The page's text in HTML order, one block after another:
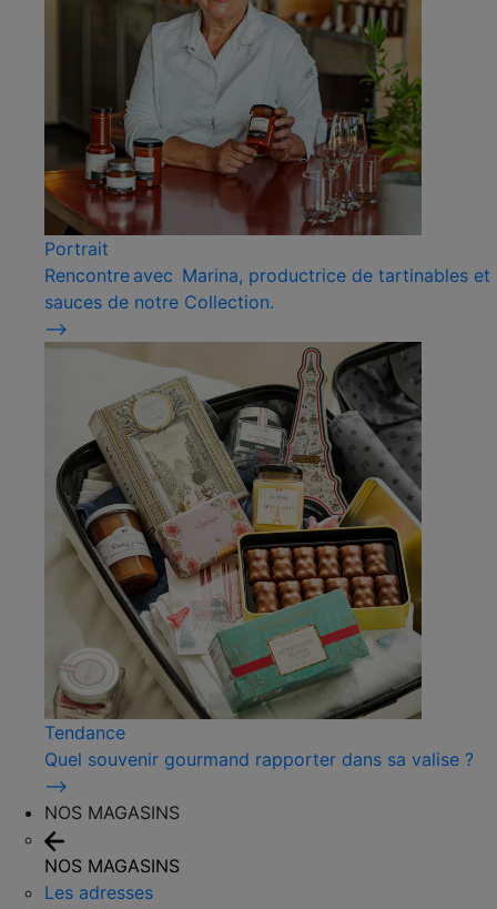
Portrait
Rencontre avec Marina, productrice de tartinables et
sauces de notre Collection.
⟶
Tendance
Quel souvenir gourmand rapporter dans sa valise ?
⟶
NOS MAGASINS
NOS MAGASINS
Les adresses